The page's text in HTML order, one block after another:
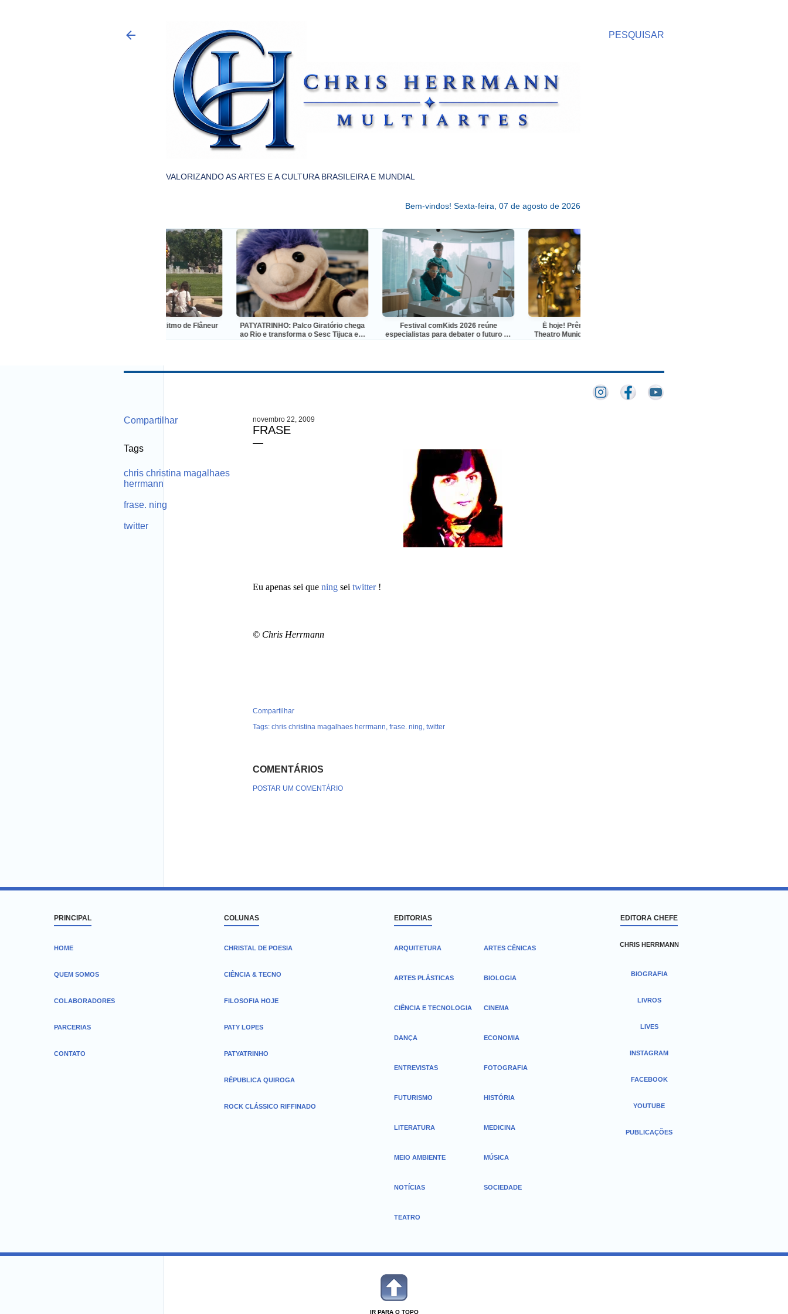
PESQUISAR
VALORIZANDO AS ARTES E A CULTURA BRASILEIRA E MUNDIAL
Bem-vindos! Sexta-feira, 07 de agosto de 2026
RÊpublica Quiroga: Ritmo de Flâneur
PATYATRINHO: Palco Giratório chega
ao Rio e transforma o Sesc Tijuca em
Festival comKids 2026 reúne
especialistas para debater o futuro da
É hoje! Prêmio Grande Otelo no
Theatro Municipal, no Rio de Janeiro
Compartilhar
Tags
chris christina magalhaes
herrmann
frase. ning
twitter
novembro 22, 2009
FRASE
Eu apenas sei que ning sei twitter!
© Chris Herrmann
Compartilhar
Tags: chris christina magalhaes herrmann frase. ning twitter
COMENTÁRIOS
POSTAR UM COMENTÁRIO
PRINCIPAL
HOME
QUEM SOMOS
COLABORADORES
PARCERIAS
CONTATO
COLUNAS
CHRISTAL DE POESIA
CIÊNCIA & TECNO
FILOSOFIA HOJE
PATY LOPES
PATYATRINHO
RÊPUBLICA QUIROGA
ROCK CLÁSSICO RIFFINADO
EDITORIAS
ARQUITETURA ARTES CÊNICAS
ARTES PLÁSTICAS BIOLOGIA
CIÊNCIA E TECNOLOGIA CINEMA
DANÇA ECONOMIA
ENTREVISTAS FOTOGRAFIA
FUTURISMO HISTÓRIA
LITERATURA MEDICINA
MEIO AMBIENTE MÚSICA
NOTÍCIAS SOCIEDADE
TEATRO
EDITORA CHEFE
CHRIS HERRMANN
BIOGRAFIA
LIVROS
LIVES
INSTAGRAM
FACEBOOK
YOUTUBE
PUBLICAÇÕES
IR PARA O TOPO